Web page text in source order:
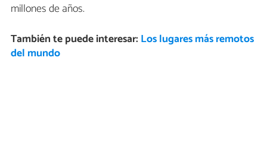
millones de años.
También te puede interesar: Los lugares más remotos
del mundo